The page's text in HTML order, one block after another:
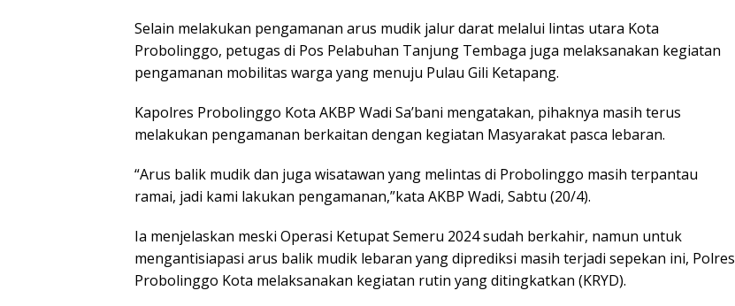
Selain melakukan pengamanan arus mudik jalur darat melalui lintas utara Kota
Probolinggo, petugas di Pos Pelabuhan Tanjung Tembaga juga melaksanakan kegiatan
pengamanan mobilitas warga yang menuju Pulau Gili Ketapang.
Kapolres Probolinggo Kota AKBP Wadi Sa’bani mengatakan, pihaknya masih terus
melakukan pengamanan berkaitan dengan kegiatan Masyarakat pasca lebaran.
“Arus balik mudik dan juga wisatawan yang melintas di Probolinggo masih terpantau
ramai, jadi kami lakukan pengamanan,”kata AKBP Wadi, Sabtu (20/4).
Ia menjelaskan meski Operasi Ketupat Semeru 2024 sudah berkahir, namun untuk
mengantisiapasi arus balik mudik lebaran yang diprediksi masih terjadi sepekan ini, Polres
Probolinggo Kota melaksanakan kegiatan rutin yang ditingkatkan (KRYD).